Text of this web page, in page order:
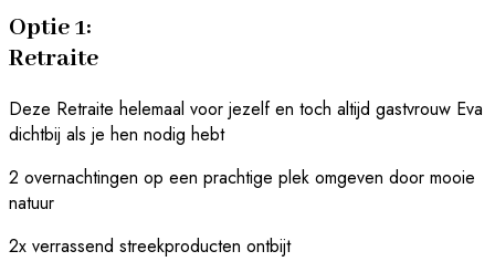
Optie 1:
Retraite
Deze Retraite helemaal voor jezelf en toch altijd gastvrouw Eva
dichtbij als je hen nodig hebt
2 overnachtingen op een prachtige plek omgeven door mooie
natuur
2x verrassend streekproducten ontbijt